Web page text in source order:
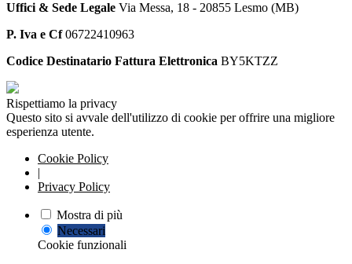
Uffici & Sede Legale Via Messa, 18 - 20855 Lesmo (MB)
P. Iva e Cf06722410963
Codice Destinatario Fattura Elettronica BY5KTZZ
Rispettiamo la privacy
Questo sito si avvale dell'utilizzo di cookie per offrire una migliore
esperienza utente.
Cookie Policy
|
Privacy Policy
Mostra di più
Necessari
Cookie funzionali